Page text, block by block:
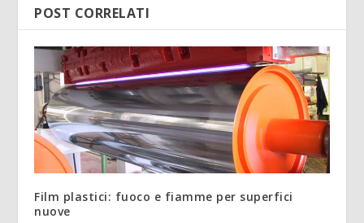
POST CORRELATI
Film plastici: fuoco e fiamme per superfici
nuove